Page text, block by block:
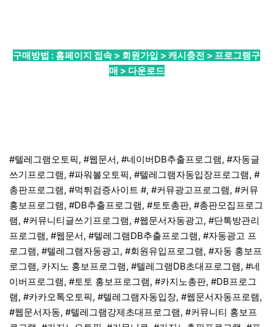
구매방법 : 홈페이지 접속 > 회원가입 > 캐시충전 > 프로그램구
매 > 다운로드
#텔레그램오토픽, #웹문서, #네이버DB추출프로그램, #자동글
쓰기프로그램, #파워볼오토픽, #텔레그램자동입장프로그램, #
총판프로그램, #먹튀검증사이트 #, #커뮤광고프로그램, #커뮤
홍보프로그램, #DB추출프로그램, #토토총판, #총판모집프로그
램, #커뮤니티글쓰기프로그램, #웹문서자동광고, #단톡방관리
프로그램, #웹문서, #텔레그램DB추출프로그램, #자동광고 프
로그램, #텔레그램자동광고, #회원유입프로그램, #자동 홍보프
로그램, 카지노 홍보프로그램, #텔레그램DB초대프로그램, #네
이버프로그램, #토토 홍보프로그램, #카지노총판, #DB프로그
램, #카카오톡오토픽, #텔레그램자동입장, #웹문서자동프로램,
#웹문서자동, #텔레그램강제초대프로그램, #커뮤니티 홍보프